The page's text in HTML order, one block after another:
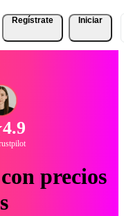
Regístrate Iniciar
4.9
precios